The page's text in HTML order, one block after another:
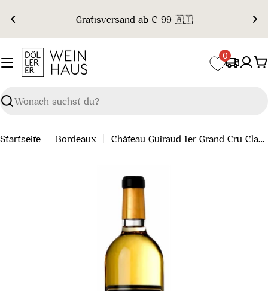
Inhalt
springen
Gratisversand ab € 99 🇦🇹
Suchen
0
Startseite Bordeaux Château Guiraud 1er Grand Cru Classé 2014